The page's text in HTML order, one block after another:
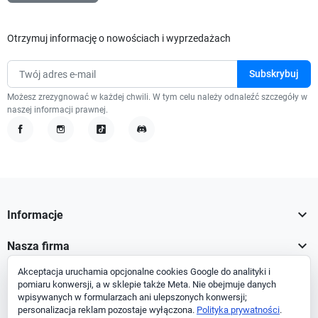
Otrzymuj informację o nowościach i wyprzedażach
Możesz zrezygnować w każdej chwili. W tym celu należy odnaleźć szczegóły w
naszej informacji prawnej.
Informacje 
Nasza firma 
Twoje konto
Informacja o sklepie
Akceptacja uruchamia opcjonalne cookies Google do analityki i
pomiaru konwersji, a w sklepie także Meta. Nie obejmuje danych
wpisywanych w formularzach ani ulepszonych konwersji;
personalizacja reklam pozostaje wyłączona. Polityka prywatności.